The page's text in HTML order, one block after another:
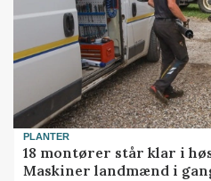
PLANTER
18 montører står klar i
Maskiner landmænd i